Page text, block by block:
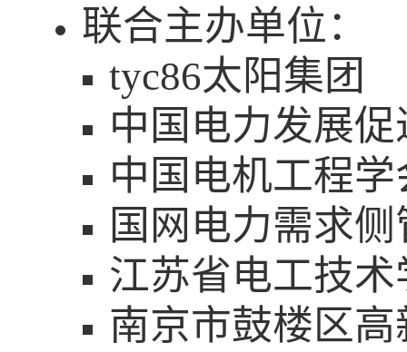
联合主办单位：
tyc86太阳集团
中国电力发展促
中国电机工程
国网电力需求
江苏省电工技术
南京市鼓楼区